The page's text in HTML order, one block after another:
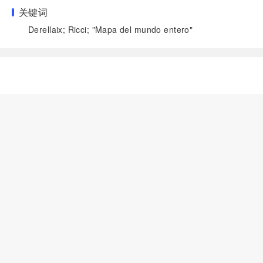
关键词
Derellaix; Ricci; "Mapa del mundo entero"